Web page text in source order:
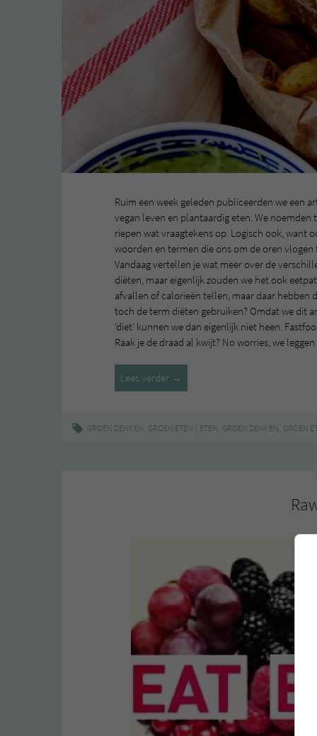
Ruim een week geleden publiceerden we een
vegan leven en plantaardig eten. We noemden
riepen wat vraagtekens op. Logisch ook, want
woorden en termen die ons om de oren
Vandaag vertellen je wat meer over de
diëten, maar eigenlijk zouden we het ook
afvallen of calorieën tellen, maar daar hebben
toch de term diëten gebruiken? Omdat we dit
‘diet’ kunnen we dan eigenlijk niet heen.
Raak je de draad al kwijt? No worries, we
Lees verder Verschillende
vegan
→
GROEN DENKEN, GROEN ETEN ETEN, GROEN DENKEN, GROEN